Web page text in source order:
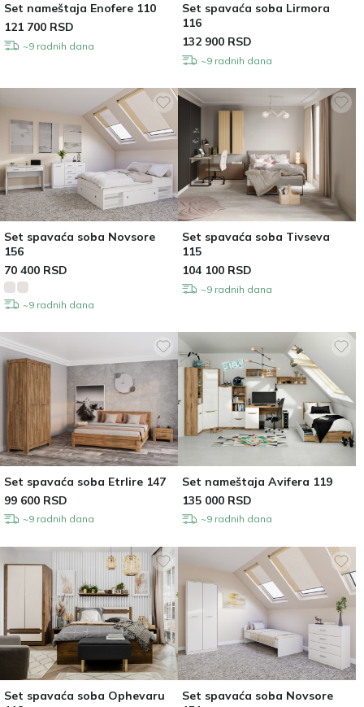
Set nameštaja Enofere 110
121 700 RSD
~9 radnih dana
Set spavaća soba Lirmora
116
132 900 RSD
~9 radnih dana
Set spavaća soba Novsore
156
70 400 RSD
~9 radnih dana
Set spavaća soba Tivseva
115
104 100 RSD
~9 radnih dana
Set spavaća soba Etrlire 147
99 600 RSD
~9 radnih dana
Set nameštaja Avifera 119
135 000 RSD
~9 radnih dana
Set spavaća soba Ophevaru
Set spavaća soba Novsore